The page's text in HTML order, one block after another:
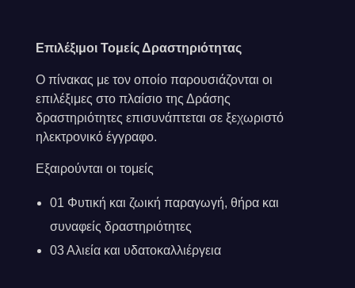
Επιλέξιμοι Τομείς Δραστηριότητας
Ο πίνακας με τον οποίο παρουσιάζονται οι
επιλέξιμες στο πλαίσιο της Δράσης
δραστηριότητες επισυνάπτεται σε ξεχωριστό
ηλεκτρονικό έγγραφο.
Εξαιρούνται οι τομείς
01 Φυτική και ζωική παραγωγή, θήρα και
συναφείς δραστηριότητες
03 Αλιεία και υδατοκαλλιέργεια